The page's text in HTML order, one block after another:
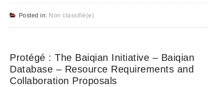
Posted in: Non classifié(e)
Protégé : The Baiqian Initiative – Baiqian
Database – Resource Requirements and
Collaboration Proposals